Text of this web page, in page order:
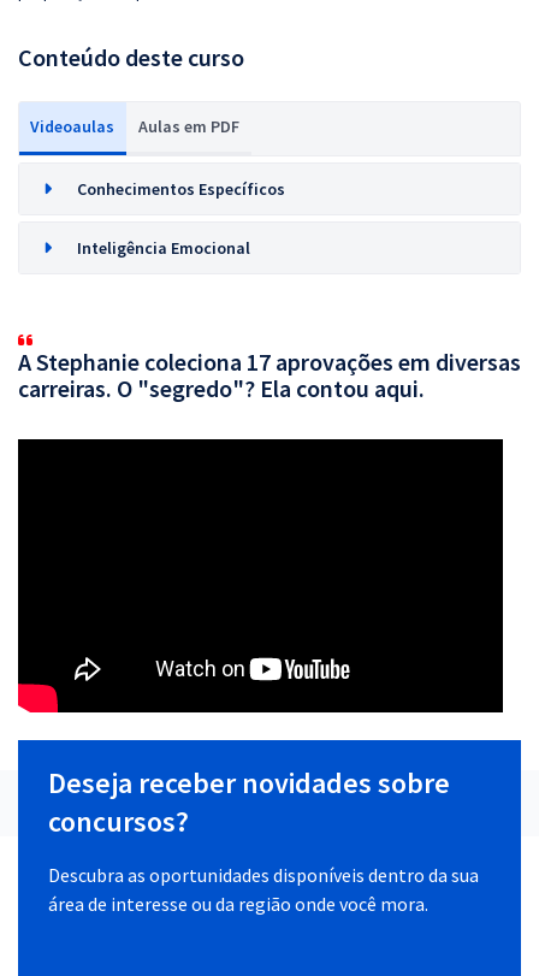
Conteúdo deste curso
Videoaulas Aulas em PDF
Conhecimentos Específicos
Inteligência Emocional
A Stephanie coleciona 17 aprovações em diversas
carreiras. O "segredo"? Ela contou aqui.
Deseja receber novidades sobre
concursos?
Descubra as oportunidades disponíveis dentro da sua
área de interesse ou da região onde você mora.